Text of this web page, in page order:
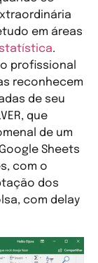
em áreas
.
profissional
reconhecem
de seu
que
de um
Sheets
com o
dos
com delay